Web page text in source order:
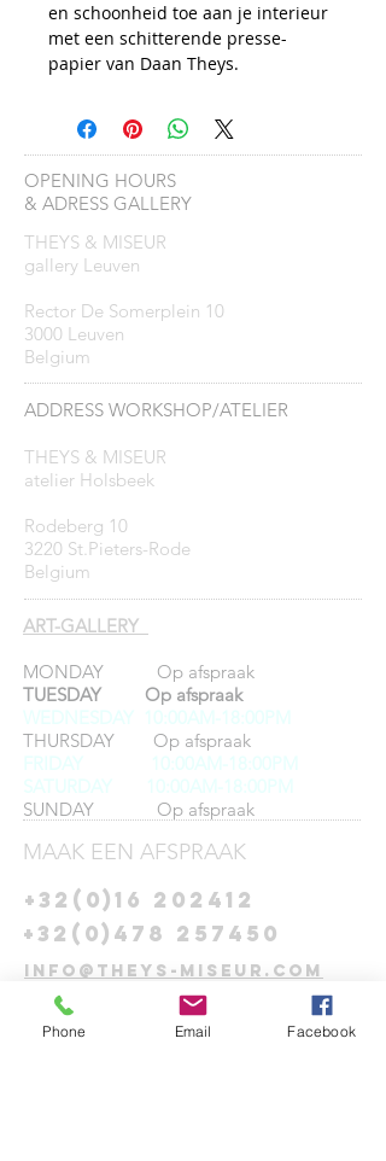
en schoonheid toe aan je interieur
met een schitterende presse-
papier van Daan Theys.
OPENING HOURS
& ADRESS GALLERY
THEYS & MISEUR
gallery Leuven
Rector De Somerplein 10
3000 Leuven
Belgium
ADDRESS WORKSHOP/ATELIER
THEYS & MISEUR
atelier Holsbeek
Rodeberg 10
3220 St.Pieters-Rode
Belgium
ART-GALLERY
MONDAY Op afspraak
TUESDAY Op afspraak
THURSDAY Op afspraak
SUNDAY Op afspraak
+32(0)16 202412
MAAK EEN AFSPRAAK
+32(0)478 257450
info@theys-miseur.com
Phone Email Facebook